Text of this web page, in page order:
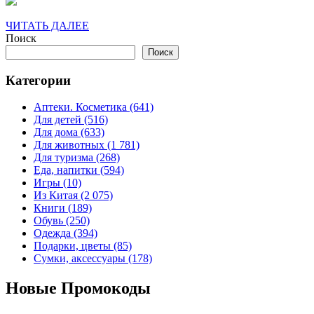
ЧИТАТЬ ДАЛЕЕ
Поиск
Поиск
Категории
Аптеки. Косметика (641)
Для детей (516)
Для дома (633)
Для животных (1 781)
Для туризма (268)
Еда, напитки (594)
Игры (10)
Из Китая (2 075)
Книги (189)
Обувь (250)
Одежда (394)
Подарки, цветы (85)
Сумки, аксессуары (178)
Новые Промокоды